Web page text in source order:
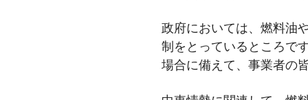
政府においては、燃料油
制をとっているところで
場合に備えて、事業者の